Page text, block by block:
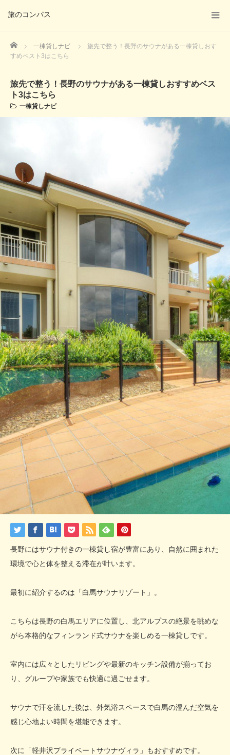
旅のコンパス
Home 一棟貸しナビ
旅先で整う！長野のサウナがある一棟貸しおす
すめベスト3はこちら
旅先で整う！長野のサウナがある一棟貸しおすすめベス
ト3はこちら
一棟貸しナビ
長野にはサウナ付きの一棟貸し宿が豊富にあり、自然に囲まれた
環境で心と体を整える滞在が叶います。
最初に紹介するのは「白馬サウナリゾート」。
こちらは長野の白馬エリアに位置し、北アルプスの絶景を眺めな
がら本格的なフィンランド式サウナを楽しめる一棟貸しです。
室内には広々としたリビングや最新のキッチン設備が揃ってお
り、グループや家族でも快適に過ごせます。
サウナで汗を流した後は、外気浴スペースで白馬の澄んだ空気を
感じ心地よい時間を堪能できます。
次に「軽井沢プライベートサウナヴィラ」もおすすめです。